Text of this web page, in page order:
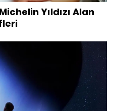
Yıldızı Alan